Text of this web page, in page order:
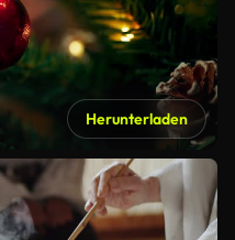
Herunterladen